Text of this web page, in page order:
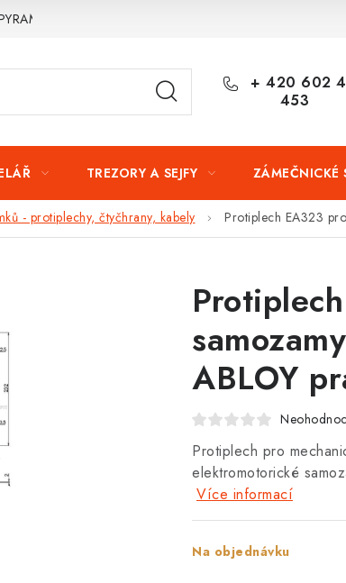
BEZPEČNOSTI
+ 420 602
453
TREZORY A SEJFY ZÁMEČNICKÉ
- protiplechy, čtyčhrany, kabely
Protiplech EA323
ABLOY
Protiplech pro
elektromotorické
Více informací
Na objednávku